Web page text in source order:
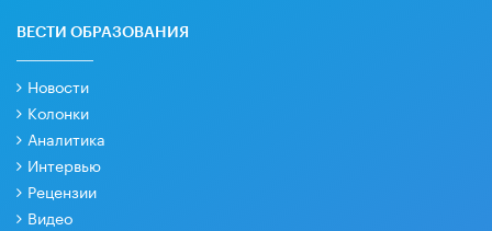
ВЕСТИ ОБРАЗОВАНИЯ
Новости
Колонки
Аналитика
Интервью
Рецензии
Видео